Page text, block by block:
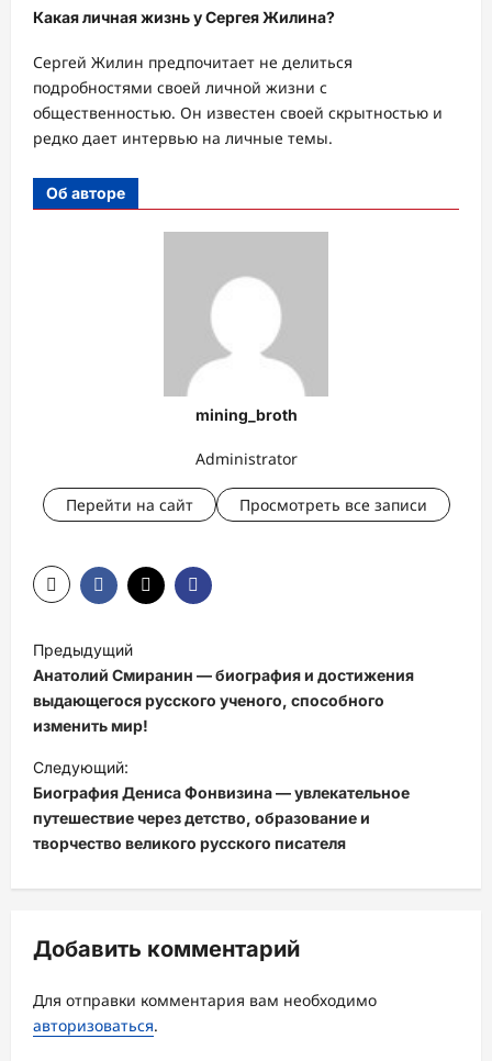
Какая личная жизнь у Сергея Жилина?
Сергей Жилин предпочитает не делиться
подробностями своей личной жизни с
общественностью. Он известен своей скрытностью и
редко дает интервью на личные темы.
Об авторе
mining_broth
Administrator
Перейти на сайт Просмотреть все записи
Н
а
в
и
г
а
ц
з
п
и
Предыдущий
Анатолий Смиранин — биография и достижения
выдающегося русского ученого, способного
изменить мир!
Следующий:
Биография Дениса Фонвизина — увлекательное
путешествие через детство, образование и
творчество великого русского писателя
Добавить комментарий
Для отправки комментария вам необходимо
авторизоваться.